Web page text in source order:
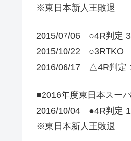
※東日本新人王敗退
2015/07/06 ○4R判定
2015/10/22 ○3RTKO
2016/06/17 △4R判定
■2016年度東日本スー
2016/10/04 ●4R判定
※東日本新人王敗退